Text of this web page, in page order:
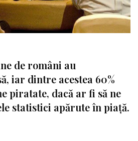
de români au
iar dintre acestea 60%
piratate, dacă ar fi să ne
statistici apărute în piață.